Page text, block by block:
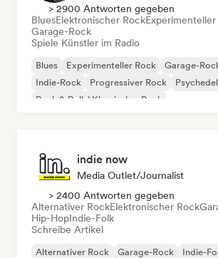
> 2900 Antworten gegeben
BluesElektronischer Rock
Garage-Rock
Spiele Künstler im Radio
Blues Experimenteller Rock Garage-
Indie-Rock
Progressiver Rock
Rock & Roll / Klassischer Rock
indie now
Media Outlet/Journalist
> 2400 Antworten gegeben
Alternativer RockElektronischer Rock
Hip-HopIndie-Folk
Schreibe Artikel
Alternativer Rock Garage-Rock Indie-